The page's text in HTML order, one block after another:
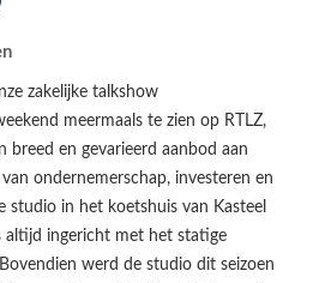
zakelijke talkshow
meermaals te zien op RTLZ,
breed en gevarieerd aanbod aan
ondernemerschap, investeren en
studio in het koetshuis van Kasteel
altijd ingericht met het statige
werd de studio dit seizoen